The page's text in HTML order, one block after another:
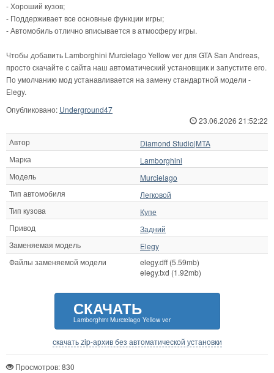
- Хороший кузов;
- Поддерживает все основные функции игры;
- Автомобиль отлично вписывается в атмосферу игры.
Чтобы добавить Lamborghini Murcielago Yellow ver для GTA San Andreas,
просто скачайте с сайта наш автоматический установщик и запустите его.
По умолчанию мод устанавливается на замену стандартной модели -
Elegy.
Опубликовано: Underground47
23.06.2026 21:52:22
Автор
Diamond Studio|MTA
Марка
Lamborghini
Модель
Murcielago
Тип автомобиля
Легковой
Тип кузова
Купе
Привод
Задний
Заменяемая модель
Elegy
Файлы заменяемой модели
elegy.dff (5.59mb)
elegy.txd (1.92mb)
СКАЧАТЬ
Lamborghini Murcielago Yellow ver
скачать zip-архив без автоматической установки
Просмотров: 830